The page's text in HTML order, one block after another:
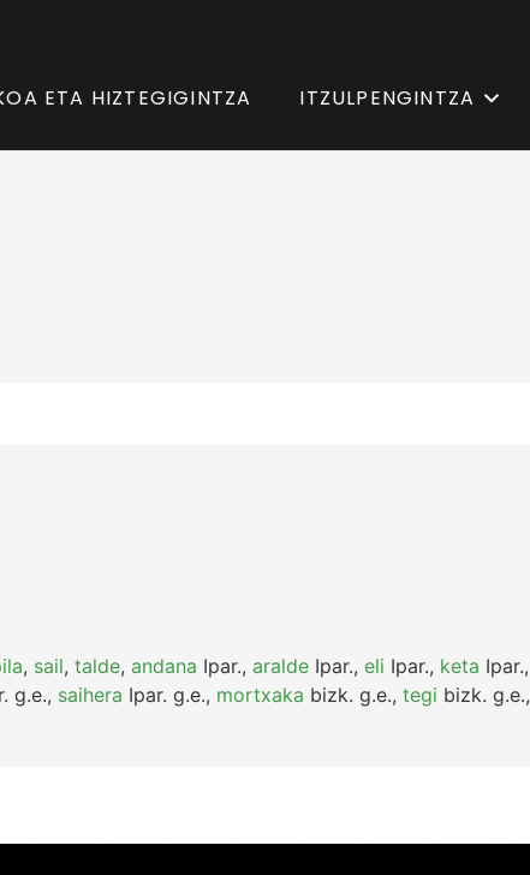
ETA HIZTEGIGINTZA ITZULPENGINTZA
, sail, talde, andana Ipar., aralde Ipar., eli Ipar., keta Ipar.,
g.e., saihera Ipar. g.e., mortxaka bizk. g.e., tegi bizk. g.e.,